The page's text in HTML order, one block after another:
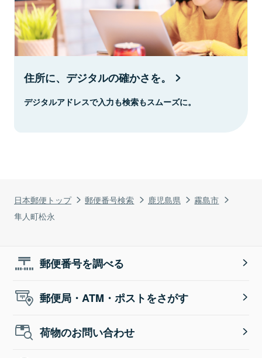
日本郵便トップ 郵便番号検索 鹿児島県
霧島市
隼人町松永
住所に、デジタルの確かさを。
デジタルアドレスで入力も検索もスムーズに。
郵便番号を調べる
郵便局・ATM・ポストをさがす
荷物のお問い合わせ